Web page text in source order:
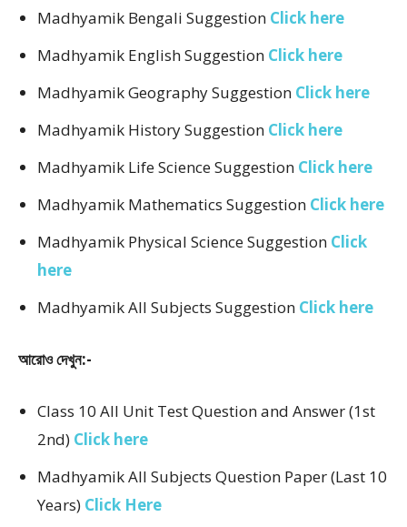
Madhyamik Bengali Suggestion Click here
Madhyamik English Suggestion Click here
Madhyamik Geography Suggestion Click here
Madhyamik History Suggestion Click here
Madhyamik Life Science Suggestion Click here
Madhyamik Mathematics Suggestion Click here
Madhyamik Physical Science Suggestion Click
here
Madhyamik All Subjects Suggestion Click here
আরোও দেখুন:-
Class 10 All Unit Test Question and Answer (1st
2nd) Click here
Madhyamik All Subjects Question Paper (Last 10
Years) Click Here